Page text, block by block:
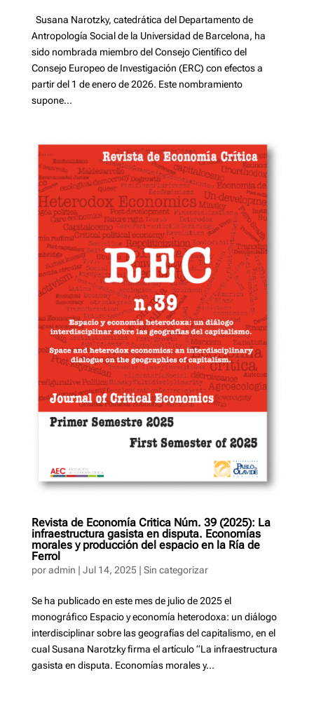
Susana Narotzky, catedrática del Departamento de
Antropología Social de la Universidad de Barcelona, ha
sido nombrada miembro del Consejo Científico del
Consejo Europeo de Investigación (ERC) con efectos a
partir del 1 de enero de 2026. Este nombramiento
supone...
Revista de Economía Critica Núm. 39 (2025): La
infraestructura gasista en disputa. Economías
morales y producción del espacio en la Ría de
Ferrol
poradmin | Jul 14, 2025| Sin categorizar
Se ha publicado en este mes de julio de 2025 el
monográfico Espacio y economía heterodoxa: un diálogo
interdisciplinar sobre las geografías del capitalismo, en el
cual Susana Narotzky firma el artículo “La infraestructura
gasista en disputa. Economías morales y...